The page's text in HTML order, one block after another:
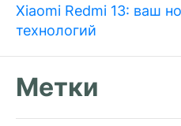
Xiaomi Redmi 13: ваш
технологий
Метки